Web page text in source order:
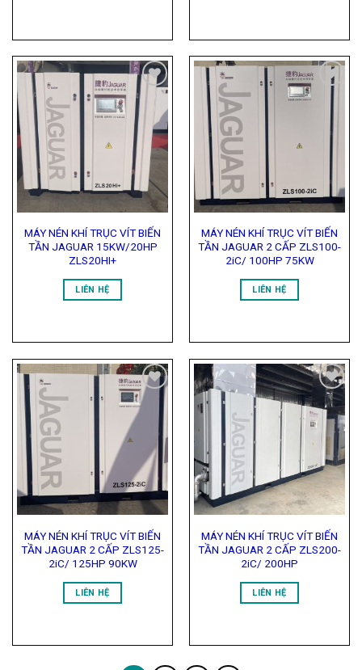
Add to
Wishlist
MÁY NÉN KHÍ TRỤC VÍT BIẾN
TẦN JAGUAR 15KW/20HP
ZLS20HI+
LIÊN HỆ
Wishlist
MÁY NÉN KHÍ TRỤC VÍT BIẾN
TẦN JAGUAR 2 CẤP ZLS100-
2iC/ 100HP 75KW
LIÊN HỆ
Add to
Wishlist
MÁY NÉN KHÍ TRỤC VÍT BIẾN
TẦN JAGUAR 2 CẤP ZLS125-
2iC/ 125HP 90KW
LIÊN HỆ
Add to
Wishlist
MÁY NÉN KHÍ TRỤC VÍT BIẾN
TẦN JAGUAR 2 CẤP ZLS200-
2iC/ 200HP
LIÊN HỆ